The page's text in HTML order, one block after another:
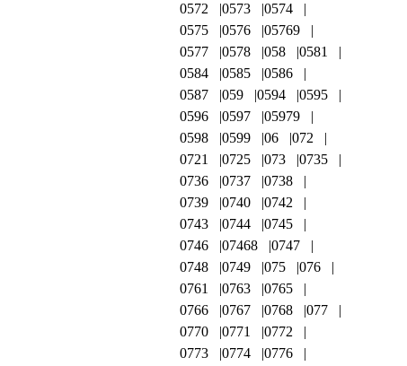
0572
0573
0574
0575
0576
05769
0577
0578 058
0581
0584
0585
0586
0587
059 0594
0595
0596
0597
05979
0598
0599 06
072
0721
0725 073
0735
0736
0737
0738
0739
0740
0742
0743
0744
0745
0746
07468
0747
0748
0749 075
076
0761
0763
0765
0766
0767 0768
077
0770
0771
0772
0773
0774
0776